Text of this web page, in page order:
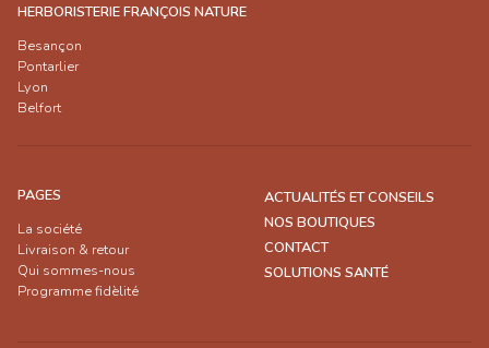
HERBORISTERIE FRANÇOIS NATURE
Besançon
Pontarlier
Lyon
Belfort
PAGES
La société
Livraison & retour
Qui sommes-nous
Programme fidèlité
ACTUALITÉS ET CONSEILS
NOS BOUTIQUES
CONTACT
SOLUTIONS SANTÉ